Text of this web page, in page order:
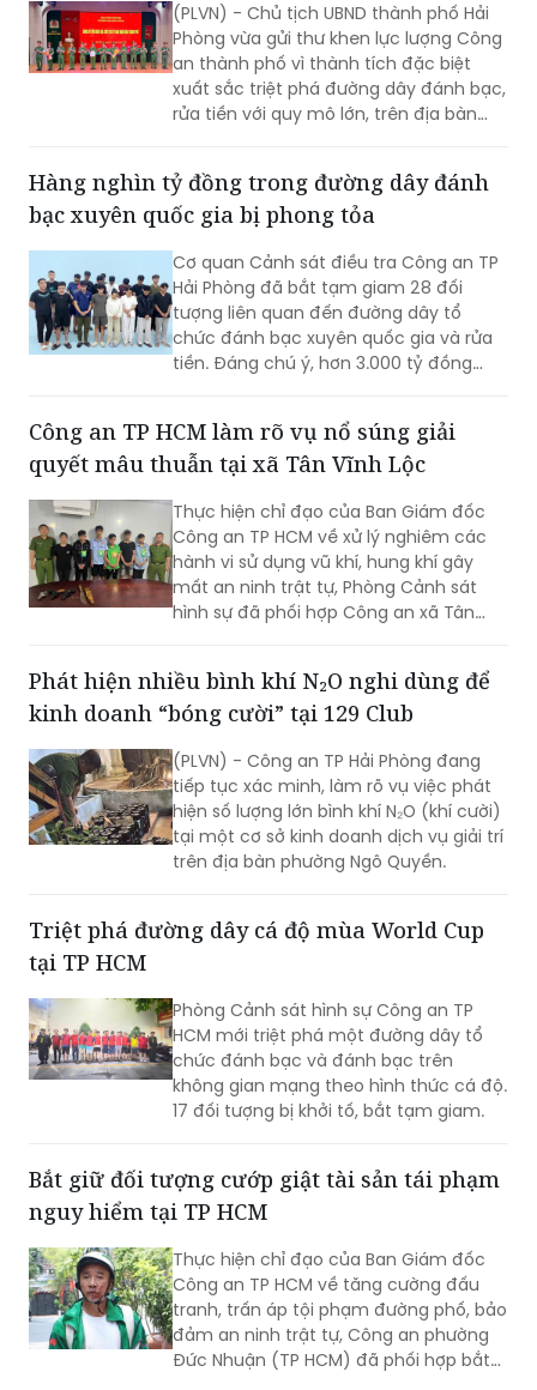
(PLVN) - Chủ tịch UBND thành phố Hải
Phòng vừa gửi thư khen lực lượng Công
an thành phố vì thành tích đặc biệt
xuất sắc triệt phá đường dây đánh bạc,
rửa tiền với quy mô lớn, trên địa bàn
Hàng nghìn tỷ đồng trong đường dây đánh
bạc xuyên quốc gia bị phong tỏa
Cơ quan Cảnh sát điều tra Công an TP
Hải Phòng đã bắt tạm giam 28 đối
tượng liên quan đến đường dây tổ
chức đánh bạc xuyên quốc gia và rửa
tiền. Đáng chú ý, hơn 3.000 tỷ đồng
Công an TP HCM làm rõ vụ nổ súng giải
quyết mâu thuẫn tại xã Tân Vĩnh Lộc
Thực hiện chỉ đạo của Ban Giám đốc
Công an TP HCM về xử lý nghiêm các
hành vi sử dụng vũ khí, hung khí gây
mất an ninh trật tự, Phòng Cảnh sát
hình sự đã phối hợp Công an xã Tân
tra, làm rõ vụ “Cố ý gây thương tích” và
“Gây rối trật tự công cộng” xảy ra ngày
Phát hiện nhiều bình khí N₂O nghi dùng để
kinh doanh “bóng cười” tại 129 Club
(PLVN) - Công an TP Hải Phòng đang
tiếp tục xác minh, làm rõ vụ việc phát
hiện số lượng lớn bình khí N₂O (khí cười)
tại một cơ sở kinh doanh dịch vụ giải trí
trên địa bàn phường Ngô Quyền.
Triệt phá đường dây cá độ mùa World Cup
tại TP HCM
Phòng Cảnh sát hình sự Công an TP
HCM mới triệt phá một đường dây tổ
chức đánh bạc và đánh bạc trên
không gian mạng theo hình thức cá độ.
17 đối tượng bị khởi tố, bắt tạm giam.
Bắt giữ đối tượng cướp giật tài sản tái phạm
nguy hiểm tại TP HCM
Thực hiện chỉ đạo của Ban Giám đốc
Công an TP HCM về tăng cường đấu
tranh, trấn áp tội phạm đường phố, bảo
đảm an ninh trật tự, Công an phường
Đức Nhuận (TP HCM) đã phối hợp bắt